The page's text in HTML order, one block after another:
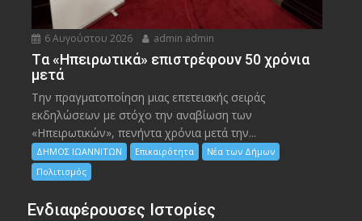
6 Αυγούστου 2026 admin admin
Tα «Ηπειρωτικά» επιστρέφουν 50 χρόνια
μετά
Την πραγματοποίηση μιας επετειακής σειράς
εκδηλώσεων με στόχο την αναβίωση των
«Ηπειρωτικών», πενήντα χρόνια μετά την...
ΔΗΜΟΣ ΙΩΑΝΝΙΤΩΝ Επικαιρότητα
Νέα των Δήμων
Πολιτισμός
Ενδιαφέρουσες Ιστορίες